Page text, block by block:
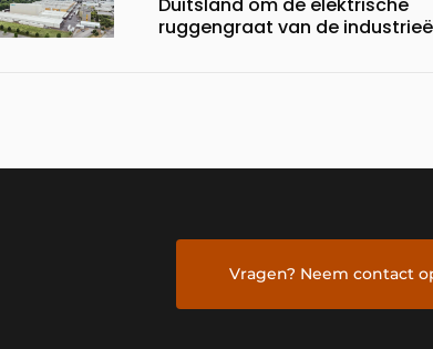
ruggengraat van de
Vragen? Neem contact